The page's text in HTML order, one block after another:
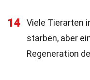
14
Viele Tierarten
starben, aber
Regeneration